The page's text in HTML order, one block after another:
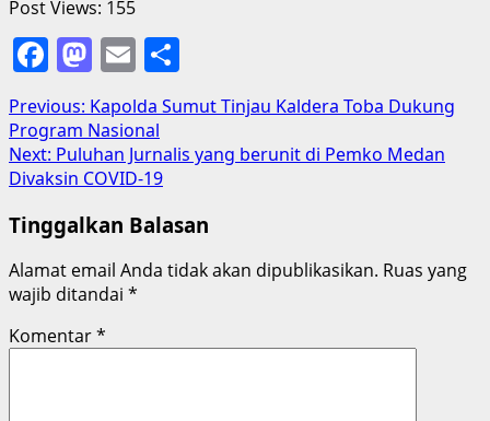
Post Views: 155
Facebook
Mastodon
Email
Post
navigation
Previous: Kapolda Sumut Tinjau Kaldera Toba Dukung
Program Nasional
Next: Puluhan Jurnalis yang berunit di Pemko Medan
Divaksin COVID-19
Tinggalkan Balasan
Alamat email Anda tidak akan dipublikasikan. Ruas yang
wajib ditandai *
Komentar*